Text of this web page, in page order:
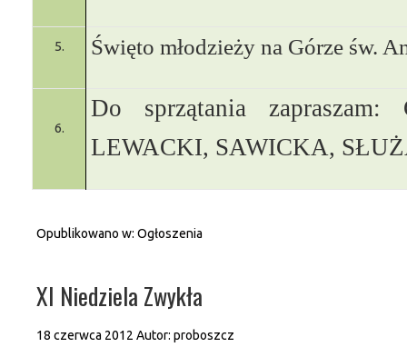
5. Święto młodzieży na Górze św.
6.
Do sprzątania
LEWACKI, SAWICKA,
Opublikowano w: Ogłoszenia
XI Niedziela Zwykła
18 czerwca 2012 Autor: proboszcz